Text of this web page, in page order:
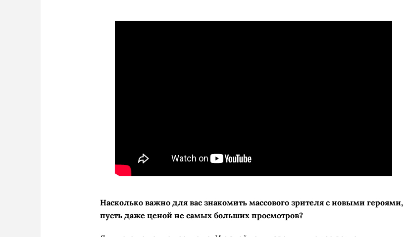
Насколько важно для вас знакомить массового зрителя с новыми героями,
пусть даже ценой не самых больших просмотров?